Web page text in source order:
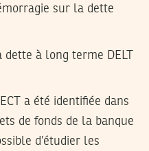
sur la dette
à long terme DELT
a été identifiée dans
de fonds de la banque
d’étudier les